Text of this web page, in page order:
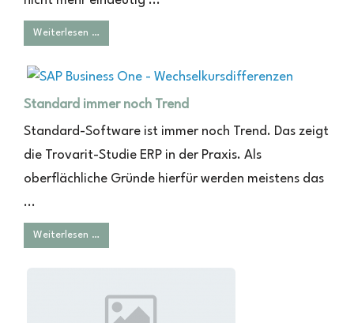
Weiterlesen …
Standard immer noch Trend
Standard-Software ist immer noch Trend. Das zeigt
die Trovarit-Studie ERP in der Praxis. Als
oberflächliche Gründe hierfür werden meistens das
...
Weiterlesen …